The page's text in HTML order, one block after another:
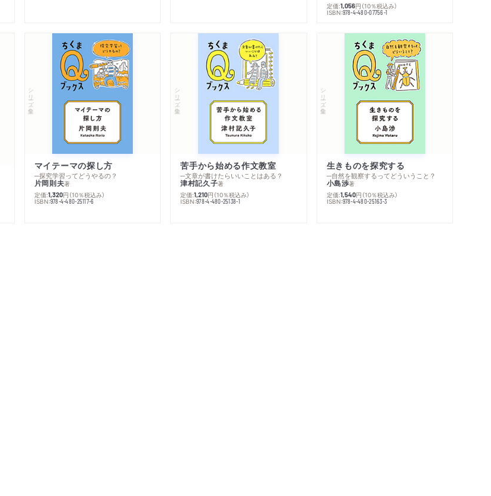
定価:1,056円 （10％税込み）
ISBN:978-4-480-07756-1
シリーズ・全集
マイテーマの探し方
─探究学習ってどうやるの？
片岡則夫著
定価:1,320円 （10％税込み）
ISBN:978-4-480-25117-6
シリーズ・全集
苦手から始める作文教室
─文章が書けたらいいことはある？
津村記久子著
定価:1,210円 （10％税込み）
ISBN:978-4-480-25138-1
シリーズ・全集
生きものを探究する
─自然を観察するってどういうこと？
小島渉著
定価:1,540円 （10％税込み）
ISBN:978-4-480-25163-3